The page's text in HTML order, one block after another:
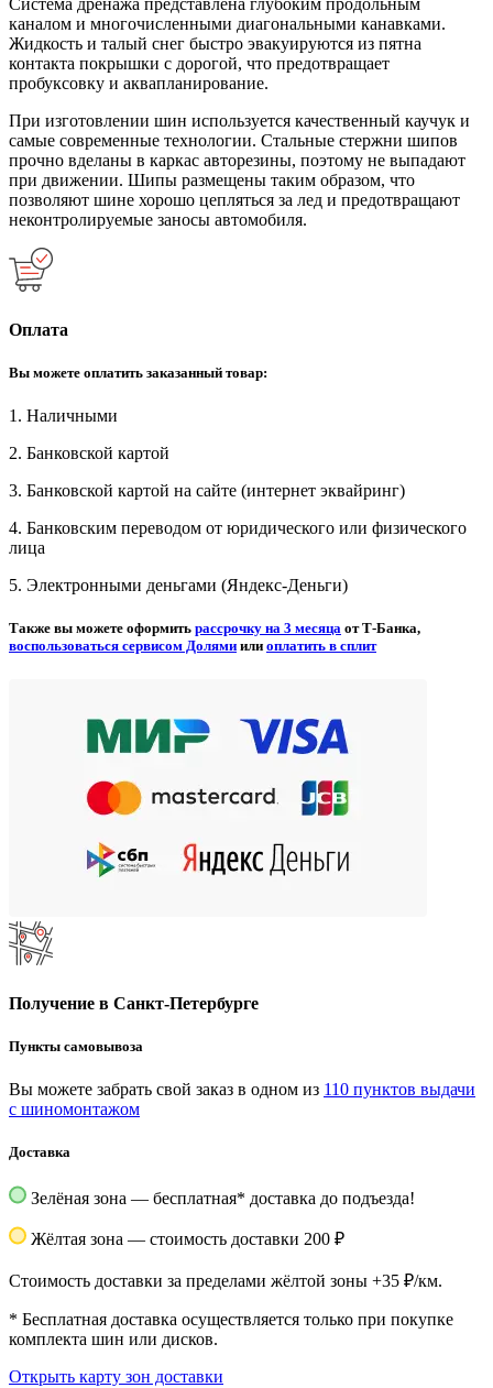
Система дренажа представлена глубоким продольным
каналом и многочисленными диагональными канавками.
Жидкость и талый снег быстро эвакуируются из пятна
контакта покрышки с дорогой, что предотвращает
пробуксовку и аквапланирование.
При изготовлении шин используется качественный каучук и
самые современные технологии. Стальные стержни шипов
прочно вделаны в каркас авторезины, поэтому не выпадают
при движении. Шипы размещены таким образом, что
позволяют шине хорошо цепляться за лед и предотвращают
неконтролируемые заносы автомобиля.
Оплата
Вы можете оплатить заказанный товар:
1. Наличными
2. Банковской картой
3. Банковской картой на сайте (интернет эквайринг)
4. Банковским переводом от юридического или физического
лица
5. Электронными деньгами (Яндекс-Деньги)
Также вы можете оформить рассрочку на 3 месяца от Т-Банка,
воспользоваться сервисом Долями или оплатить в сплит
Получение в Санкт-Петербурге
Пункты самовывоза
Вы можете забрать свой заказ в одном из 110 пунктов выдачи
с шиномонтажом
Доставка
Зелёная зона — бесплатная* доставка до подъезда!
Жёлтая зона — стоимость доставки 200 ₽
Стоимость доставки за пределами жёлтой зоны +35 ₽/км.
* Бесплатная доставка осуществляется только при покупке
комплекта шин или дисков.
Открыть карту зон доставки